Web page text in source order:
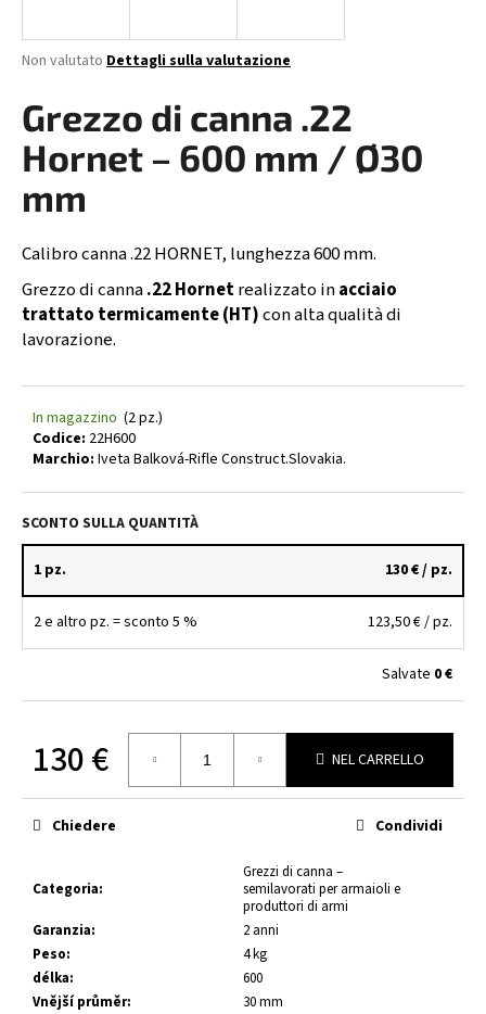
La
media
del
prodotto
su
stelle.
Non valutato Dettagli sulla valutazione
Grezzo di canna .22
Hornet – 600 mm / Ø30
mm
Calibro canna .22 HORNET, lunghezza 600 mm.
Grezzo di canna.22 Hornetrealizzato inacciaio
trattato termicamente (HT)con alta qualità di
lavorazione.
In magazzino (2 pz.)
Codice: 22H600
Marchio: Iveta Balková-Rifle Construct.Slovakia.
SCONTO SULLA QUANTITÀ
1 pz. 130 €/ pz.
2 e altro pz. = sconto 5 % 123,50 €/ pz.
Salvate 0 €
130 €
misura:
NEL CARRELLO
Categoria:
Grezzi di canna –
semilavorati per armaioli e
produttori di armi
Garanzia:
2 anni
Peso:
4 kg
délka:
600
Vnější průměr: 30 mm
Chiedere Condividi
d
?
S
i
o
n
g
i
i
PER
.45
ACP
1:16"
560MM
121